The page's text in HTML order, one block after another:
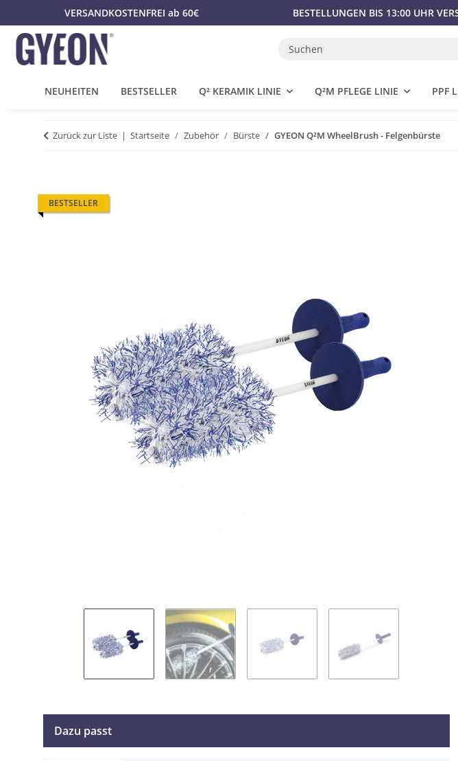
VERSANDKOSTENFREI ab 60€ BESTELLUNGEN BIS 13:00 UHR
NEUHEITEN BESTSELLER Q² KERAMIK LINIE Q²M PFLEGE LINIE PPF
Zurück zur Liste Startseite Zubehör Bürste GYEON Q²M WheelBrush - Felgenbürste
BESTSELLER
Dazu passt